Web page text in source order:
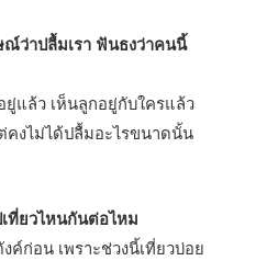
ว่าปลื้มเรา ฟันธงว่าคนนี้
แล้ว เห็นลูกอยู่กับใครแล้ว
คงไม่ได้ปลื้มอะไรขนาดนั้น
ที่ยวไหนกันต่อไหม
ค์ก่อน เพราะช่วงนี้เที่ยวบ่อย